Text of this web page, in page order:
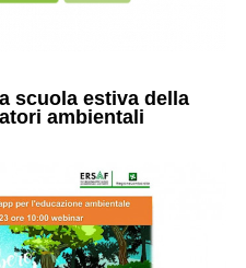
scuola estiva della
ambientali